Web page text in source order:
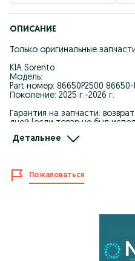
ОПИСАНИЕ
Только оригинальные
KIA Sorento
Модель:
Part номер: 86650P2500 86650-
Поколение: 2025 г.-2026 г.
Гарантия на запчасти:
дней (если товар не был
Мы явл. Крупнейшим
-Качество и оптовые цены.
-Запчасти в наличие и под
накопительная скидка на
-Отправляем по КЗ,
Детальнее
Пожаловаться